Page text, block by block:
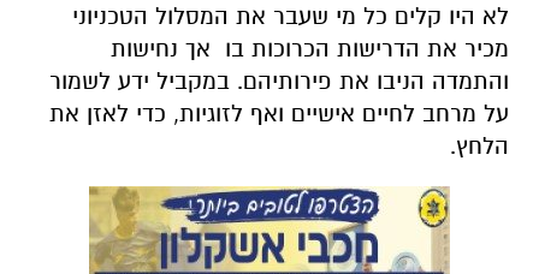
לא היו קלים כל מי שעבר את המסלול הטכניוני
מכיר את הדרישות הכרוכות בו אך נחישות
והתמדה הניבו את פירותיהם. במקביל ידע לשמור
על מרחב לחיים אישיים ואף לזוגיות, כדי לאזן את
הלחץ.